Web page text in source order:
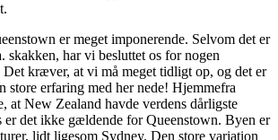
er meget imponerende. Selvom det er
skakken, har vi besluttet os for nogen
kræver, at vi må meget tidligt op, og det er
store erfaring med her nede! Hjemmefra
at New Zealand havde verdens dårligste
det ikke gældende for Queenstown. Byen er
lidt ligesom Sydney. Den store variation